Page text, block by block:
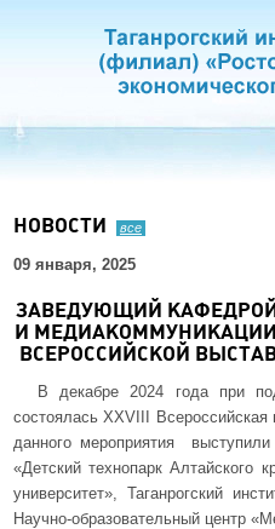
НОВОСТИ все
09 января, 2025
ЗАВЕДУЮЩИЙ
И
ВСЕРОССИЙСКОЙ
В декабре 2024 года при
состоялась XXVIII
данного мероприятия
«Детский технопарк Алтайского
университет», Таганрогский
Научно-образовательный центр